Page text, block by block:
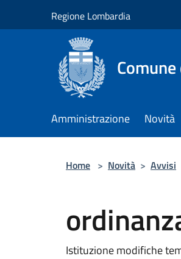
Regione Lombardia
Amministrazione Novità
Home > Novità > Avvisi
Istituzione modifiche